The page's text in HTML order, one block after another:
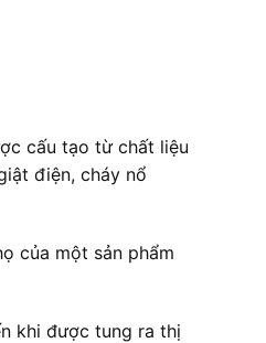
cấu tạo từ chất liệu
điện, cháy nổ
của một sản phẩm
khi được tung ra thị